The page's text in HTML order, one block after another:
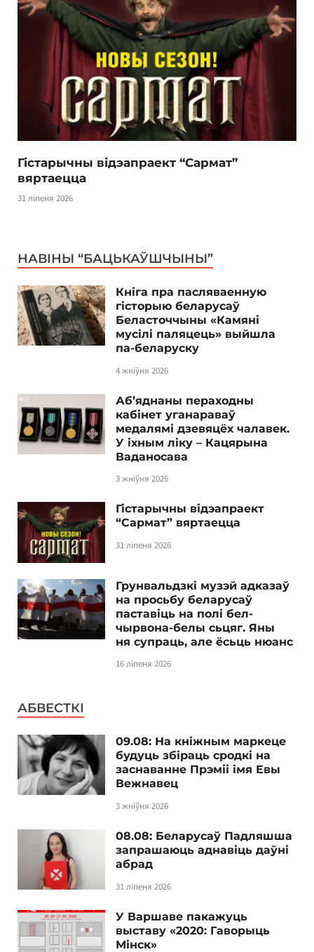
Гістарычны відэапраект “Сармат”
вяртаецца
31 ліпеня 2026
НАВІНЫ “БАЦЬКАЎШЧЫНЫ”
Кніга пра пасляваенную
гісторыю беларусаў
Беласточчыны «Камяні
мусілі паляцець» выйшла
па-беларуску
4 жніўня 2026
Аб’яднаны пераходны
кабінет уганараваў
медалямі дзевяцёх чалавек.
У іхным ліку – Кацярына
Ваданосава
3 жніўня 2026
Гістарычны відэапраект
“Сармат” вяртаецца
31 ліпеня 2026
Грунвальдзкі музэй адказаў
на просьбу беларусаў
паставіць на полі бел-
чырвона-белы сьцяг. Яны
ня супраць, але ёсьць нюанс
16 ліпеня 2026
АБВЕСТКІ
09.08: На кніжным маркеце
будуць збіраць сродкі на
заснаванне Прэміі імя Евы
Вежнавец
3 жніўня 2026
08.08: Беларусаў Падляшша
запрашаюць аднавіць даўні
абрад
31 ліпеня 2026
У Варшаве пакажуць
выставу «2020: Гаворыць
Мінск»